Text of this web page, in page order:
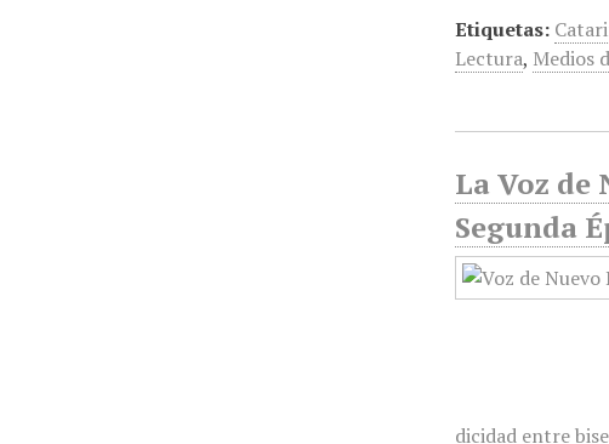
Etiquetas:
Lectura, Medios
La Voz
Segunda
dicidad entre